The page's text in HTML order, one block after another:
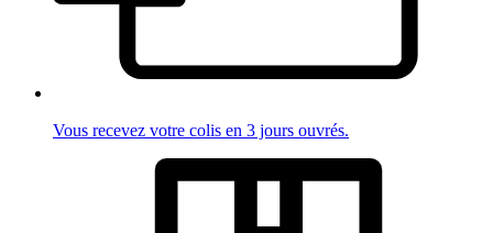
Vous recevez votre colis en 3 jours ouvrés.